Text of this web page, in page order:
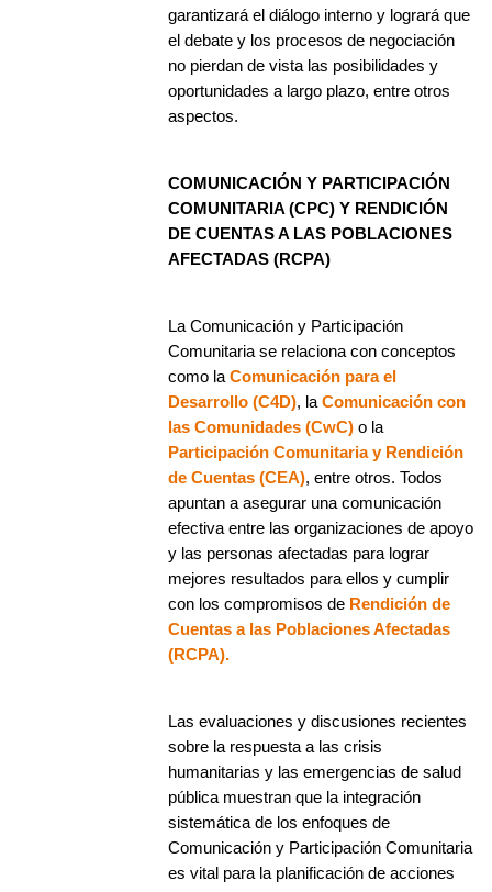
garantizará el diálogo interno y logrará que
el debate y los procesos de negociación
no pierdan de vista las posibilidades y
oportunidades a largo plazo, entre otros
aspectos.
COMUNICACIÓN Y PARTICIPACIÓN
COMUNITARIA (CPC) Y RENDICIÓN
DE CUENTAS A LAS POBLACIONES
AFECTADAS (RCPA)
La Comunicación y Participación
Comunitaria se relaciona con conceptos
como la Comunicación para el
Desarrollo (C4D), la Comunicación con
las Comunidades (CwC) o la
Participación Comunitaria y Rendición
de Cuentas (CEA), entre otros. Todos
apuntan a asegurar una comunicación
efectiva entre las organizaciones de apoyo
y las personas afectadas para lograr
mejores resultados para ellos y cumplir
con los compromisos de Rendición de
Cuentas a las Poblaciones Afectadas
(RCPA).
Las evaluaciones y discusiones recientes
sobre la respuesta a las crisis
humanitarias y las emergencias de salud
pública muestran que la integración
sistemática de los enfoques de
Comunicación y Participación Comunitaria
es vital para la planificación de acciones